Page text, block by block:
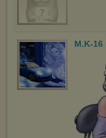
M.K-16